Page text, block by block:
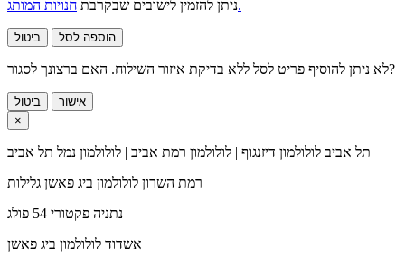
ניתן להזמין לישובים שבקרבתחנויות המותג.
ביטול הוספה לסל
לא ניתן להוסיף פריט לסל ללא בדיקת איזור השילוח. האם ברצונך לסגור?
ביטול
אישור
×
תל אביב לולולמון דיזנגוף | לולולמון רמת אביב | לולולמון נמל תל אביב
רמת השרון לולולמון ביג פאשן גלילות
נתניה פקטורי 54 פולג
אשדוד לולולמון ביג פאשן